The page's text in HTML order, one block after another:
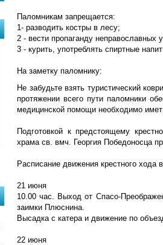
Паломникам запрещается:
1- разводить костры в лесу;
2 - вести пропаганду неправославных
3 - курить, употреблять спиртные
На заметку паломнику:
Не забудьте взять туристический
протяжении всего пути паломники
медицинской помощи необходимо
Подготовкой к предстоящему
храма св. вмч. Георгия Победоносца
Расписание движения крестного хода
21 июня
10.00 час. Выход от Спасо-
заимки Плюснина.
Высадка с катера и движение по
22 июня